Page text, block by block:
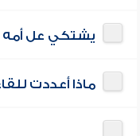
يشتكي عل أمه
ماذا أعددت